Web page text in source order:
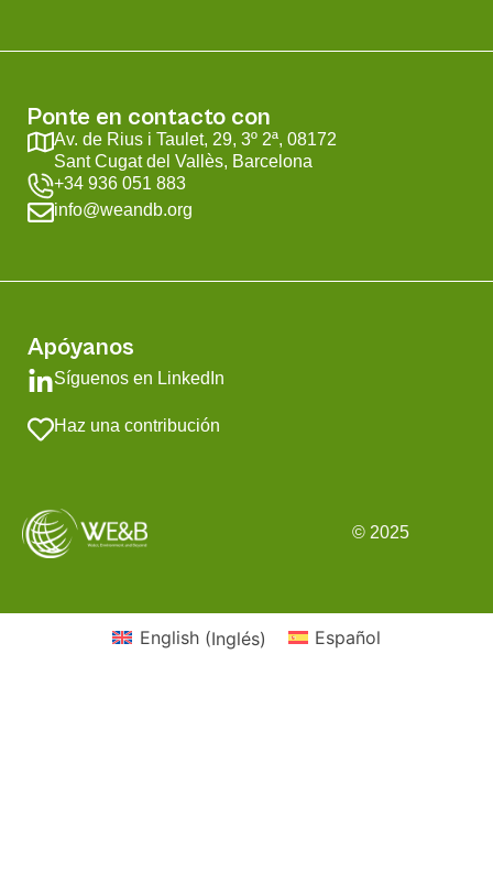
© 2025
Ponte en contacto con
Av. de Rius i Taulet, 29, 3º 2ª, 08172
Sant Cugat del Vallès, Barcelona
+34 936 051 883
info@weandb.org
Apóyanos
Síguenos en LinkedIn
Haz una contribución
English(Inglés) Español